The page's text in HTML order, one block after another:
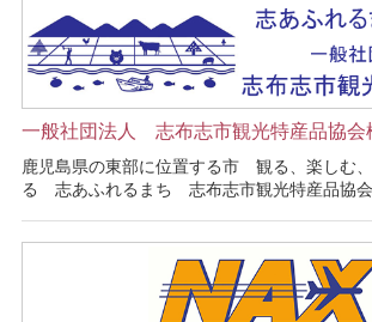
一般社団法人 志布志市観光特産品協会
鹿児島県の東部に位置する市 観る、楽しむ
る 志あふれるまち 志布志市観光特産品協会